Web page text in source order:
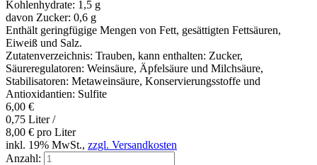
Kohlenhydrate: 1,5 g
davon Zucker: 0,6 g
Enthält geringfügige Mengen von Fett, gesättigten Fettsäuren,
Eiweiß und Salz.
Zutatenverzeichnis: Trauben, kann enthalten: Zucker,
Säureregulatoren: Weinsäure, Äpfelsäure und Milchsäure,
Stabilisatoren: Metaweinsäure, Konservierungsstoffe und
Antioxidantien: Sulfite
6,00 €
0,75 Liter /
8,00 € pro Liter
inkl. 19% MwSt., zzgl. Versandkosten
Anzahl: